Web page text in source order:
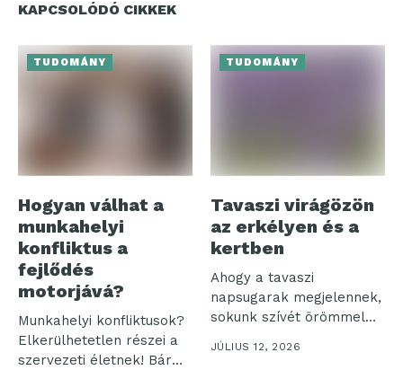
KAPCSOLÓDÓ CIKKEK
TUDOMÁNY
Hogyan válhat a
munkahelyi
konfliktus a
fejlődés
motorjává?
Munkahelyi konfliktusok?
Elkerülhetetlen részei a
szervezeti életnek! Bár
TUDOMÁNY
Tavaszi virágözön
az erkélyen és a
kertben
Ahogy a tavaszi
napsugarak megjelennek,
sokunk szívét örömmel
tölti el a színes...
JÚLIUS 12, 2026